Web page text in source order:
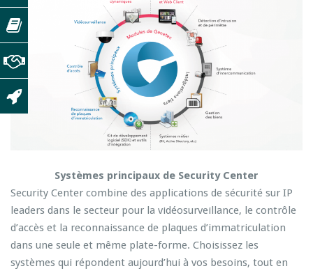
Systèmes principaux de Security Center
Security Center combine des applications de sécurité sur IP
leaders dans le secteur pour la vidéosurveillance, le contrôle
d’accès et la reconnaissance de plaques d’immatriculation
dans une seule et même plate-forme. Choisissez les
systèmes qui répondent aujourd’hui à vos besoins, tout en